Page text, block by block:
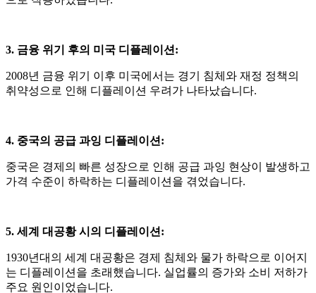
3. 금융 위기 후의 미국 디플레이션 :
2008년 금융 위기 이후 미국에서는 경기 침체와 재정 정책의
취약성으로 인해 디플레이션 우려가 나타났습니다.
4. 중국의 공급 과잉 디플레이션 :
중국은 경제의 빠른 성장으로 인해 공급 과잉 현상이 발생하고
가격 수준이 하락하는 디플레이션을 겪었습니다.
5. 세계 대공황 시의 디플레이션 :
1930년대의 세계 대공황은 경제 침체와 물가 하락으로 이어지
는 디플레이션을 초래했습니다. 실업률의 증가와 소비 저하가
주요 원인이었습니다.